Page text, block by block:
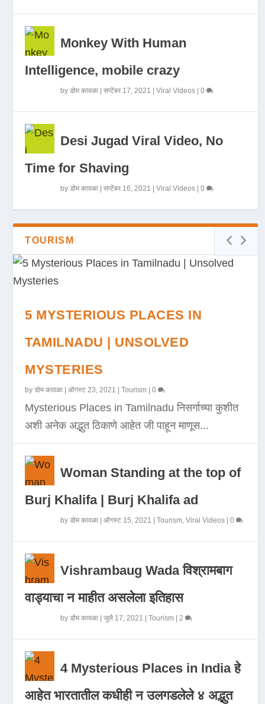
Monkey With Human
Intelligence, mobile crazy
byडोम कावळा |सप्टेंबर 17, 2021 |Viral Videos |0
Desi Jugad Viral Video, No
Time for Shaving
byडोम कावळा |सप्टेंबर 16, 2021 |Viral Videos |0
TOURISM
5 MYSTERIOUS PLACES IN
TAMILNADU | UNSOLVED
MYSTERIES
byडोम कावळा |ऑगस्ट 23, 2021 |Tourism |0
Mysterious Places in Tamilnadu निसर्गाच्या कुशीत
अशी अनेक अद्भुत ठिकाणे आहेत जी पाहून माणूस...
Woman Standing at the top of
Burj Khalifa | Burj Khalifa ad
byडोम कावळा |ऑगस्ट 15, 2021 |Tourism,Viral Videos |0
Vishrambaug Wada विश्रामबाग
वाड्याचा न माहीत असलेला इतिहास
byडोम कावळा |जुलै 17, 2021 |Tourism |2
4 Mysterious Places in India हे
आहेत भारतातील कधीही न उलगडलेले ४ अद्भुत